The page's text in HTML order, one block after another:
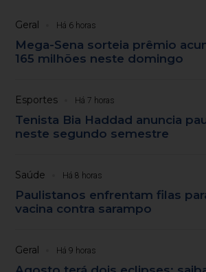
Geral Há 6 horas
Mega-Sena sorteia prêmio
165 milhões neste domingo
Esportes Há 7 horas
Tenista Bia Haddad anuncia
neste segundo semestre
Saúde Há 8 horas
Paulistanos enfrentam filas
vacina contra sarampo
Geral Há 9 horas